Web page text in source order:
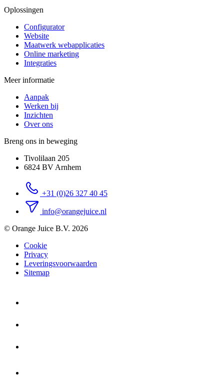
Oplossingen
Configurator
Website
Maatwerk webapplicaties
Online marketing
Integraties
Meer informatie
Aanpak
Werken bij
Inzichten
Over ons
Breng ons in beweging
Tivolilaan 205
6824 BV Arnhem
+31 (0)26 327 40 45
info@orangejuice.nl
© Orange Juice B.V. 2026
Cookie
Privacy
Leveringsvoorwaarden
Sitemap